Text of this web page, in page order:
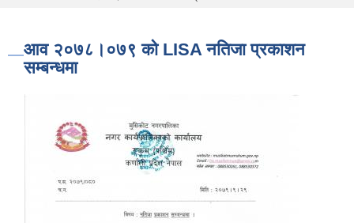
आव २०७८।०७९ को LISA नतिजा प्रकाशन
सम्बन्धमा